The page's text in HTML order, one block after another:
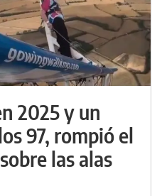
2025 y un
97, rompió el
las alas